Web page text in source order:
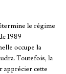
le régime
1989
occupe la
Toutefois, la
apprécier cette